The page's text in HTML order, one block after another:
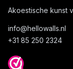
Akoestische kunst
info@hellowalls.nl
+31 85 250 2324